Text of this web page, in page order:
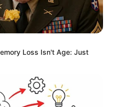
Loss Isn't Age: Just